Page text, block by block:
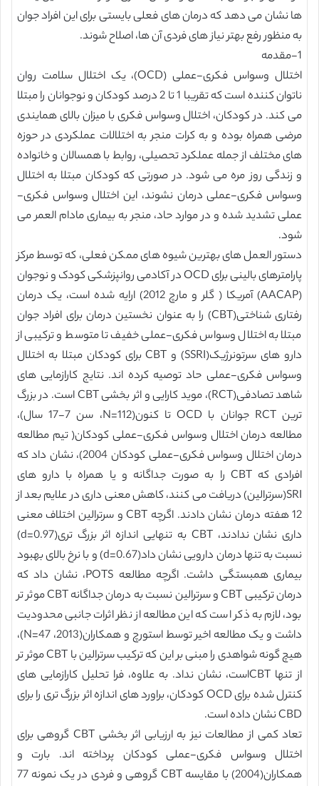
ها نشان می دهد که درمان های فعلی بایستی برای این افراد جوان
به منظور رفع بهتر نیاز های فردی آن ها، اصلاح شوند.
1-مقدمه
اختلال وسواس فکری-عملی (OCD)، یک اختلال سلامت روان
ناتوان کننده است که تقریبا 1 تا 2 درصد کودکان و نوجوانان را مبتلا
می کند. در کودکان، اختلال وسواس فکری با میزان بالای همایندی
مرضی همراه بوده و به کرات منجر به اختلالات عملکردی در حوزه
های مختلف از جمله عملکرد تحصیلی، روابط با همسالان و خانواده
و زندگی روز مره می شود. در صورتی که کودکان مبتلا به اختلال
وسواس فکری-عملی درمان نشوند، این اختلال وسواس فکری-
عملی تشدید شده و در موارد حاد، منجر به بیماری مادام العمر می
شود.
دستور العمل های بهترین شیوه های ممکن فعلی، که توسط مرکز
پارامترهای بالینی برای OCD در آکادمی روانپزشکی کودک و نوجوان
(AACAP) آمریکا ( گلر و مارچ 2012) ارایه شده است، یک درمان
رفتاری شناختی(CBT) را به عنوان نخستین درمان برای افراد جوان
مبتلا به اختلال وسواس فکری-عملی خفیف تا متوسط و ترکیبی از
دارو های سرتونرژیک(SSRI) و CBT برای کودکان مبتلا به اختلال
وسواس فکری-عملی حاد توصیه کرده اند. نتایج کارازمایی های
شاهد تصادفی(RCT)، موید کارایی و اثر بخشی CBT است. در بزرگ
ترین RCT جوانان با OCD تا کنون(N=112، سن 7-17 سال)،
مطالعه درمان اختلال وسواس فکری-عملی کودکان( تیم مطالعه
درمان اختلال وسواس فکری-عملی کودکان 2004)، نشان داد که
افرادی که CBT را به صورت جداگانه و یا همراه با دارو های
SRI(سرترالین) دریافت می کنند، کاهش معنی داری در علایم بعد از
12 هفته درمان نشان دادند. اگرچه CBT و سرترالین اختلاف معنی
داری نشان ندادند، CBT به تنهایی اندازه اثر بزرگ تری(d=0.97)
نسبت به تنها درمان دارویی نشان داد(d=0.67) و با نرخ بالای بهبود
بیماری همبستگی داشت. اگرچه مطالعه POTS، نشان داد که
درمان ترکیبی CBT و سرترالین نسبت به درمان جداگانه CBT موثر تر
بود، لازم به ذکر است که این مطالعه از نظر اثرات جانبی محدودیت
داشت و یک مطالعه اخیر توسط استورچ و همکاران(2013، N=47)،
هیچ گونه شواهدی را مبنی بر این که ترکیب سرترالین با CBT موثر تر
از تنها CBTاست، نشان نداد. به علاوه، فرا تحلیل کارازمایی های
کنترل شده برای OCD کودکان، براورد های اندازه اثر بزرگ تری را برای
CBD نشان داده است.
تعاد کمی از مطالعات نیز به ارزیابی اثر بخشی CBT گروهی برای
اختلال وسواس فکری-عملی کودکان پرداخته اند. بارت و
همکاران(2004) با مقایسه CBT گروهی و فردی در یک نمونه 77